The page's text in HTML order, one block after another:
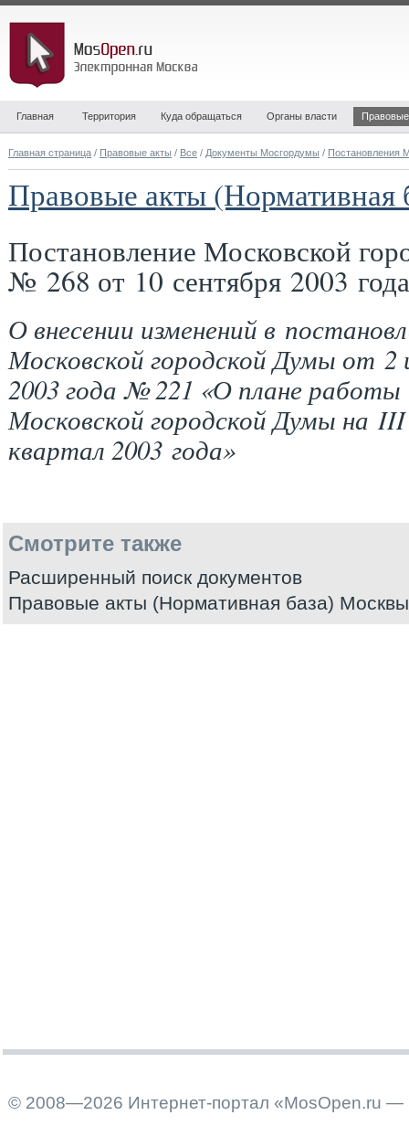
Главная Территория Куда обращаться Органы власти
Главная страница / Правовые акты / Все / Документы Мосгордумы / Постановления
Правовые акты (Нормативная
Постановление Московской
№ 268 от 10 сентября 2003 года
О внесении изменений в
Московской городской Думы от 2
2003 года № 221 «О плане работы
Московской городской Думы на III
квартал 2003 года»
Смотрите также
Расширенный поиск документов
Правовые акты (Нормативная база) Москвы
© 2008—2026 Интернет-портал «MosOpen.ru —